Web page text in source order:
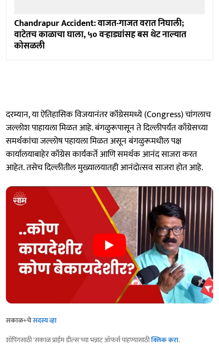
Chandrapur Accident: वाजत-गाजत वरात निघाली;
वाटेतच काळाचा घाला, ५० वऱ्हाड्यांसह बस थेट नाल्यात
कोसळली
दरम्यान, या ऐतिहासिक विजयानंतर कॉंग्रेसमध्ये (Congress) चांगलाच
जल्लोश पाहायला मिळत आहे. बंगळुरूपासून ते दिल्लीपर्यंत काँग्रेसच्या
समर्थकांचा जल्लोष पहायला मिळत असून बंगळुरूमधील पक्ष
कार्यालयाबाहेर काँग्रेस कार्यकर्ते आणि समर्थक आनंद साजरा करत
आहेत. तसेच दिल्लीतील मुख्यालयातही आनंदोत्सव साजरा होत आहे.
सकाळ+चेसदस्य व्हा
शॉपिंगसाठी 'सकाळ प्राईम डील्स'च्या भन्नाट ऑफर्स पाहण्यासाठीक्लिक करा.